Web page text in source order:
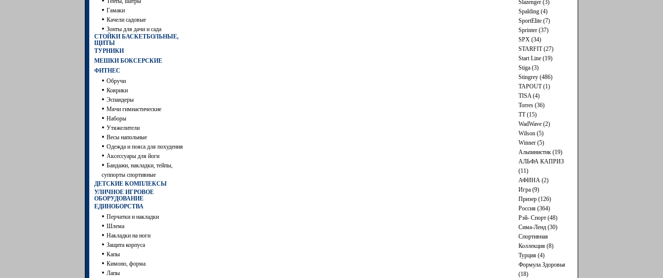
• Гамаки
• Качели садовые
• Зонты для дачи и сада
СТОЙКИ БАСКЕТБОЛЬНЫЕ,
ЩИТЫ
ТУРНИКИ
МЕШКИ БОКСЕРСКИЕ
ФИТНЕС
• Обручи
• Коврики
• Эспандеры
• Мячи гимнастические
• Наборы
• Утяжелители
• Весы напольные
• Одежда и пояса для похудения
• Аксессуары для йоги
• Бандажи, накладки, тейпы,
суппорты спортивные
ДЕТСКИЕ КОМПЛЕКСЫ
УЛИЧНОЕ ИГРОВОЕ
ОБОРУДОВАНИЕ
ЕДИНОБОРСТВА
• Перчатки и накладки
• Шлема
• Накладки на ноги
• Защита корпуса
• Капы
• Кимоно, форма
• Лапы
Slazenger (3)
Spalding (4)
SportElite (7)
Sprinter (37)
SPX (34)
STARFIT (27)
Start Line (19)
Stiga (3)
Stingrey (486)
TAPOUT (1)
TISA (4)
Torres (36)
TT (15)
WadWave (2)
Wilson (5)
Winner (5)
Альпинистик (19)
АЛЬФА КАПРИЗ
(11)
АФИНА (2)
Игра (9)
Призер (126)
Россия (364)
Рэй- Cпорт (48)
Сима-Ленд (30)
Спортивная
Коллекция (8)
Турция (4)
Формула Здоровья
(18)